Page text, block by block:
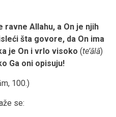
Allahu, a On je njih
šta govore, da On ima
je On i vrlo visoko (te’ālā)
Ga oni opisuju!
100.)
se: